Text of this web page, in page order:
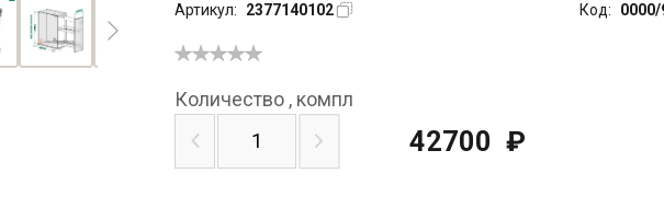
Артикул: 2377140102 Код: 0000/
Количество , компл
42700 ₽